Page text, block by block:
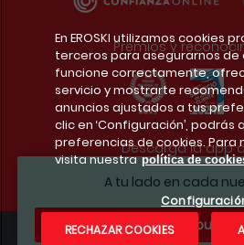
A tu lado en cada
¿Te
Premios y
Descarga la app
En EROSKI utilizamos cookies
terceros para asegurarnos de
funcione correctamente,
servicio y mostrarte
anuncios ajustados a tus
clic en ‘Configuración’, podrás
preferencias de cookies. Para
visita nuestra política de
RECHAZAR COOKIES